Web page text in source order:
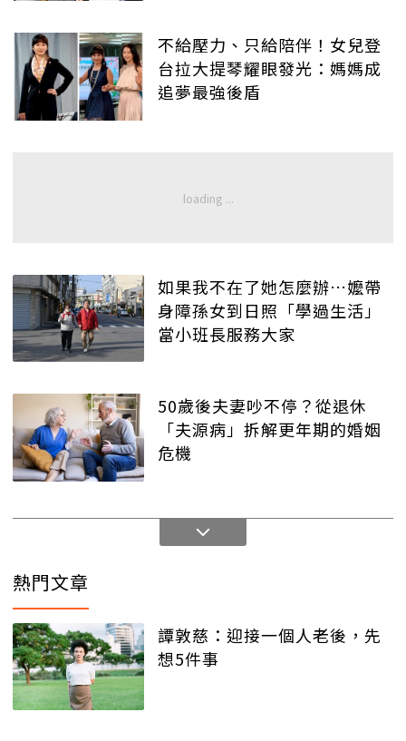
不給壓力、只給陪伴！女兒登
台拉大提琴耀眼發光：媽媽成
追夢最強後盾
如果我不在了她怎麼辦…嬤帶
身障孫女到日照「學過生活」
當小班長服務大家
50歲後夫妻吵不停？從退休
「夫源病」拆解更年期的婚姻
危機
熱門文章
譚敦慈：迎接一個人老後，先
想5件事